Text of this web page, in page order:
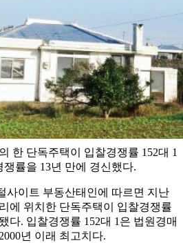
한 단독주택이 입찰경쟁률 152대 1
률을 13년 만에 경신했다.
사이트 부동산태인에 따르면 지난
에 위치한 단독주택이 입찰경쟁률
다. 입찰경쟁률 152대 1은 법원경매
년 이래 최고치다.